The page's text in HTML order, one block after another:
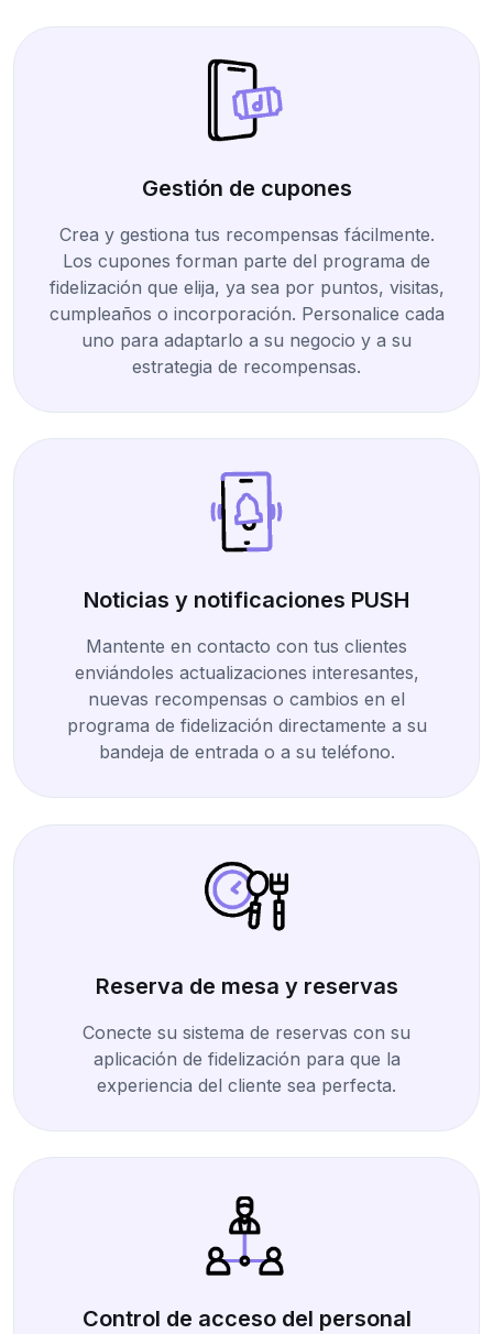
Gestión de cupones
Crea y gestiona tus recompensas fácilmente.
Los cupones forman parte del programa de
fidelización que elija, ya sea por puntos, visitas,
cumpleaños o incorporación. Personalice cada
uno para adaptarlo a su negocio y a su
estrategia de recompensas.
Noticias y notificaciones PUSH
Mantente en contacto con tus clientes
enviándoles actualizaciones interesantes,
nuevas recompensas o cambios en el
programa de fidelización directamente a su
bandeja de entrada o a su teléfono.
Reserva de mesa y reservas
Conecte su sistema de reservas con su
aplicación de fidelización para que la
experiencia del cliente sea perfecta.
Control de acceso del personal